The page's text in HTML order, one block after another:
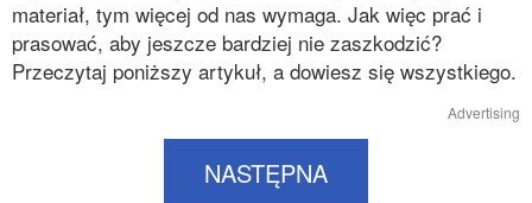
materiał, tym więcej od nas wymaga. Jak więc prać i
prasować, aby jeszcze bardziej nie zaszkodzić?
Przeczytaj poniższy artykuł, a dowiesz się wszystkiego.
Advertising
NASTĘPNA